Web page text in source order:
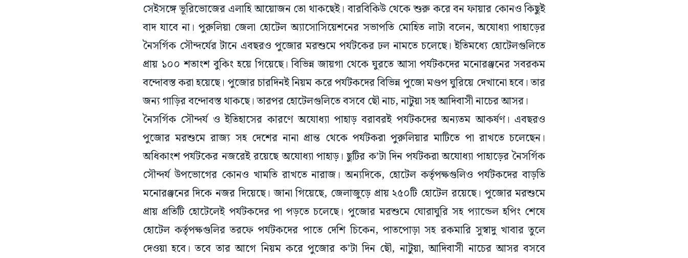
সেইসঙ্গে ভূরিভোজের এলাহি আয়োজন তো থাকছেই। বারবিকিউ থেকে শুরু করে বন ফায়ার কোনও কিছুই
বাদ যাবে না। পুরুলিয়া জেলা হোটেল অ্যাসোসিয়েশনের সভাপতি মোহিত লাটা বলেন, অযোধ্যা পাহাড়ের
নৈসর্গিক সৌন্দর্যের টানে এবছরও পুজোর মরশুমে পর্যটকের ঢল নামতে চলেছে। ইতিমধ্যে হোটেলগুলিতে
প্রায় ১০০ শতাংশ বুকিং হয়ে গিয়েছে। বিভিন্ন জায়গা থেকে ঘুরতে আসা পর্যটকদের মনোরঞ্জনের সবরকম
বন্দোবস্ত করা হয়েছে। পুজোর চারদিনই নিয়ম করে পর্যটকদের বিভিন্ন পুজো মণ্ডপ ঘুরিয়ে দেখানো হবে। তার
জন্য গাড়ির বন্দোবস্ত থাকছে। তারপর হোটেলগুলিতে বসবে ছৌ নাচ, নাটুয়া সহ আদিবাসী নাচের আসর।
নৈসর্গিক সৌন্দর্য ও ইতিহাসের কারণে অযোধ্যা পাহাড় বরাবরই পর্যটকদের অন্যতম আকর্ষণ। এবছরও
পুজোর মরশুমে রাজ্য সহ দেশের নানা প্রান্ত থেকে পর্যটকরা পুরুলিয়ার মাটিতে পা রাখতে চলেছেন।
অধিকাংশ পর্যটকের নজরেই রয়েছে অযোধ্যা পাহাড়। ছুটির ক’টা দিন পর্যটকরা অযোধ্যা পাহাড়ের নৈসর্গিক
সৌন্দর্য উপভোগের কোনও খামতি রাখতে নারাজ। অন্যদিকে, হোটেল কর্তৃপক্ষগুলিও পর্যটকদের বাড়তি
মনোরঞ্জনের দিকে নজর দিয়েছে। জানা গিয়েছে, জেলাজুড়ে প্রায় ২৫০টি হোটেল রয়েছে। পুজোর মরশুমে
প্রায় প্রতিটি হোটেলেই পর্যটকদের পা পড়তে চলেছে। পুজোর মরশুমে ঘোরাঘুরি সহ প্যান্ডেল হপিং শেষে
হোটেল কর্তৃপক্ষগুলির তরফে পর্যটকদের পাতে দেশি চিকেন, পাতপোড়া সহ রকমারি সুস্বাদু খাবার তুলে
দেওয়া হবে। তবে তার আগে নিয়ম করে পুজোর ক’টা দিন ছৌ, নাটুয়া, আদিবাসী নাচের আসর বসবে